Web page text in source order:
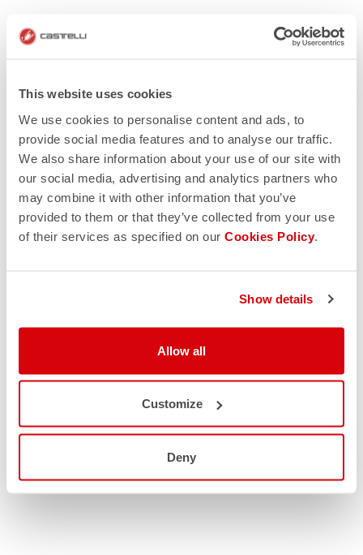
This website uses cookies
We use cookies to personalise content and ads, to
provide social media features and to analyse our traffic.
We also share information about your use of our site with
our social media, advertising and analytics partners who
may combine it with other information that you’ve
provided to them or that they’ve collected from your use
of their services as specified on our Cookies Policy.
Show details
Allow all
Customize
Deny